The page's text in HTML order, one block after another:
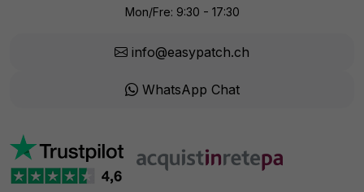
Mon/Fre: 9:30 - 17:30
info@easypatch.ch
WhatsApp Chat